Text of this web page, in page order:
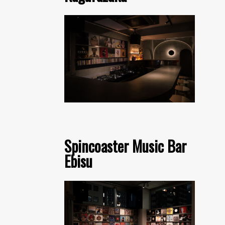
Spincoaster Music Bar
Ebisu